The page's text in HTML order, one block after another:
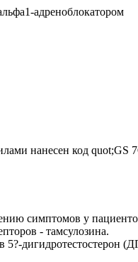
адреноблокатором
нанесен код quot;GS
симптомов у
- тамсулозина.
5?-дигидротестостерон